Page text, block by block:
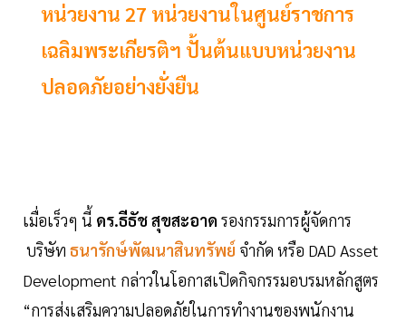
หน่วยงาน 27 หน่วยงานในศูนย์ราชการ
เฉลิมพระเกียรติฯ ปั้นต้นแบบหน่วยงาน
ปลอดภัยอย่างยั่งยืน
เมื่อเร็วๆ นี้ ดร.ธีธัช สุขสะอาด รองกรรมการผู้จัดการ
บริษัท ธนารักษ์พัฒนาสินทรัพย์ จำกัด หรือ DAD Asset
Development กล่าวในโอกาสเปิดกิจกรรมอบรมหลักสูตร
“การส่งเสริมความปลอดภัยในการทำงานของพนักงาน